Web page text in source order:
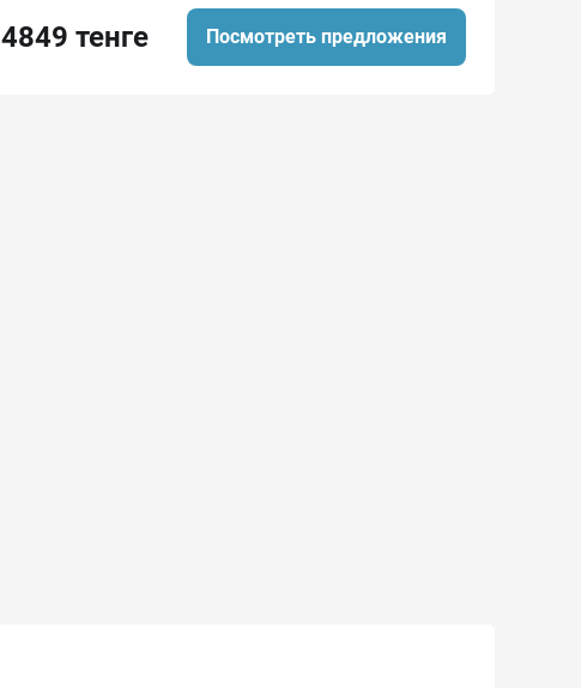
тенге Посмотреть предложения